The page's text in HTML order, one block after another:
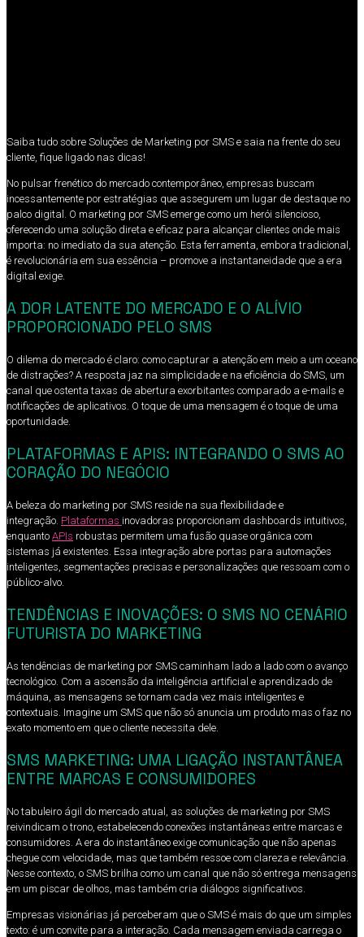
Saiba tudo sobre Soluções de Marketing por SMS e saia na frente do seu
cliente, fique ligado nas dicas!
No pulsar frenético do mercado contemporâneo, empresas buscam
incessantemente por estratégias que assegurem um lugar de destaque no
palco digital. O marketing por SMS emerge como um herói silencioso,
oferecendo uma solução direta e eficaz para alcançar clientes onde mais
importa: no imediato da sua atenção. Esta ferramenta, embora tradicional,
é revolucionária em sua essência – promove a instantaneidade que a era
digital exige.
A DOR LATENTE DO MERCADO E O ALÍVIO
PROPORCIONADO PELO SMS
O dilema do mercado é claro: como capturar a atenção em meio a um oceano
de distrações? A resposta jaz na simplicidade e na eficiência do SMS, um
canal que ostenta taxas de abertura exorbitantes comparado a e-mails e
notificações de aplicativos. O toque de uma mensagem é o toque de uma
oportunidade.
PLATAFORMAS E APIS: INTEGRANDO O SMS AO
CORAÇÃO DO NEGÓCIO
A beleza do marketing por SMS reside na sua flexibilidade e
integração. Plataformas inovadoras proporcionam dashboards intuitivos,
enquanto APIs robustas permitem uma fusão quase orgânica com
sistemas já existentes. Essa integração abre portas para automações
inteligentes, segmentações precisas e personalizações que ressoam com o
público-alvo.
TENDÊNCIAS E INOVAÇÕES: O SMS NO CENÁRIO
FUTURISTA DO MARKETING
As tendências de marketing por SMS caminham lado a lado com o avanço
tecnológico. Com a ascensão da inteligência artificial e aprendizado de
máquina, as mensagens se tornam cada vez mais inteligentes e
contextuais. Imagine um SMS que não só anuncia um produto mas o faz no
exato momento em que o cliente necessita dele.
SMS MARKETING: UMA LIGAÇÃO INSTANTÂNEA
ENTRE MARCAS E CONSUMIDORES
No tabuleiro ágil do mercado atual, as soluções de marketing por SMS
reivindicam o trono, estabelecendo conexões instantâneas entre marcas e
consumidores. A era do instantâneo exige comunicação que não apenas
chegue com velocidade, mas que também ressoe com clareza e relevância.
Nesse contexto, o SMS brilha como um canal que não só entrega mensagens
em um piscar de olhos, mas também cria diálogos significativos.
Empresas visionárias já perceberam que o SMS é mais do que um simples
texto: é um convite para a interação. Cada mensagem enviada carrega o